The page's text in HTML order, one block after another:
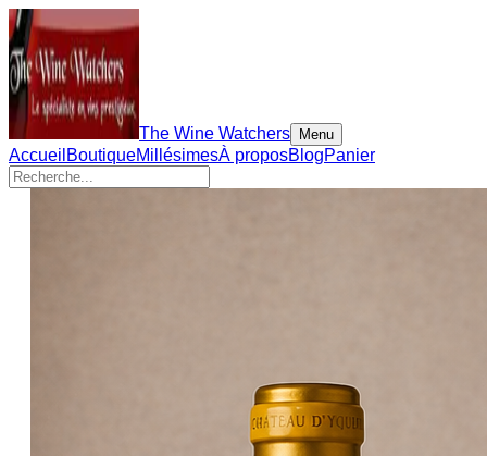
The Wine Watchers Menu
Accueil BoutiqueMillésimesÀ proposBlogPanier